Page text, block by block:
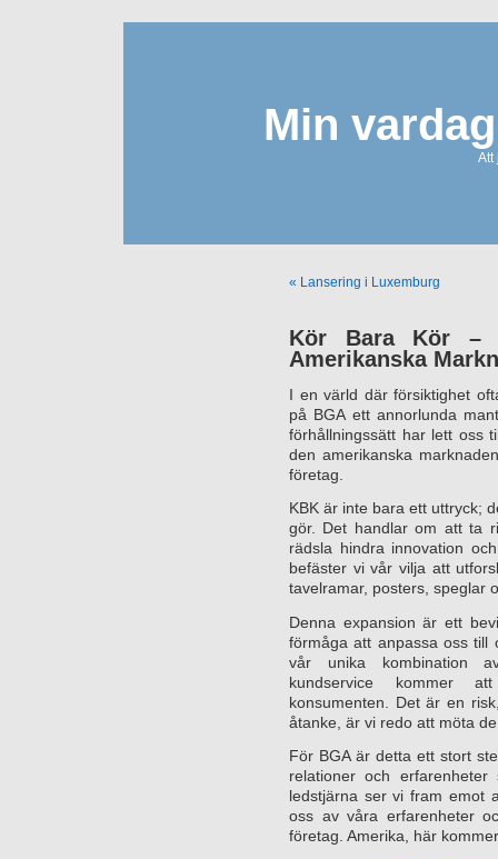
Min
Att
« Lansering i Luxemburg
Kör Bara Kör –
Amerikanska
I en värld där försiktighet
på BGA ett annorlunda
förhållningssätt har lett oss
den amerikanska
företag.
KBK är inte bara ett uttryck;
gör. Det handlar om att ta
rädsla hindra innovation
befäster vi vår vilja att
tavelramar, posters, speglar
Denna expansion är ett
förmåga att anpassa oss till
vår unika kombination
kundservice kommer
konsumenten. Det är en
åtanke, är vi redo att möta
För BGA är detta ett stort
relationer och
ledstjärna ser vi fram emot
oss av våra erfarenheter
företag. Amerika, här